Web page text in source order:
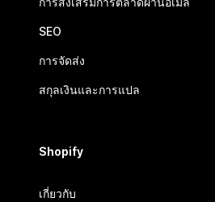
SEO
การจัดส่ง
สกุลเงินและการแปล
Shopify
เกี่ยวกับ